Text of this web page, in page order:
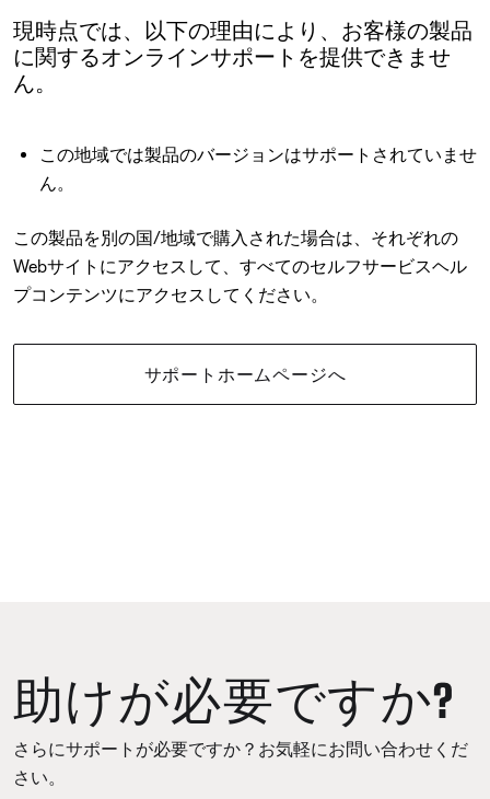
現時点では、以下の理由により、お客様の製品
に関するオンラインサポートを提供できませ
ん。
この地域では製品のバージョンはサポートされていませ
ん。
この製品を別の国/地域で購入された場合は、それぞれの
Webサイトにアクセスして、すべてのセルフサービスヘル
プコンテンツにアクセスしてください。
サポートホームページへ
助けが必要ですか?
さらにサポートが必要ですか？お気軽にお問い合わせくだ
さい。